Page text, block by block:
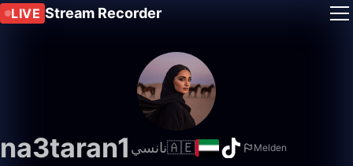
LIVE Stream Recorder
na3taran1 نانسي🇦🇪 Melden